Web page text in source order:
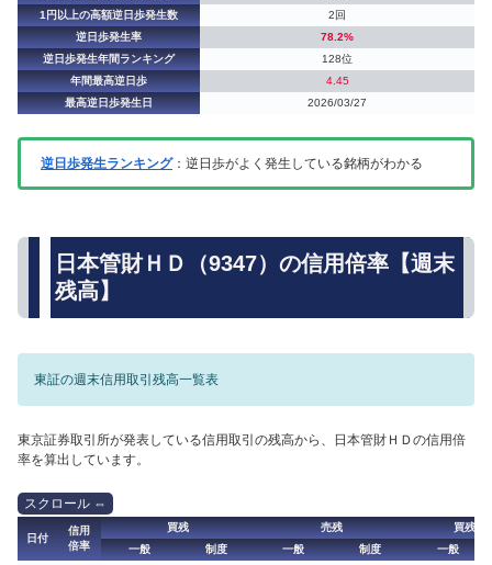
1円以上の高額逆日歩発生数
2回
逆日歩発生率
78.2%
逆日歩発生年間ランキング
128位
年間最高逆日歩
4.45
最高逆日歩発生日
2026/03/27
逆日歩発生ランキング：逆日歩がよく発生している銘柄がわかる
日本管財ＨＤ（9347）の信用倍率【週末
残高】
東証の週末信用取引残高一覧表
東京証券取引所が発表している信用取引の残高から、日本管財ＨＤの信用倍
率を算出しています。
日付
信用
倍率
買残 売残
買残（
一般
制度 一般 制度 一般